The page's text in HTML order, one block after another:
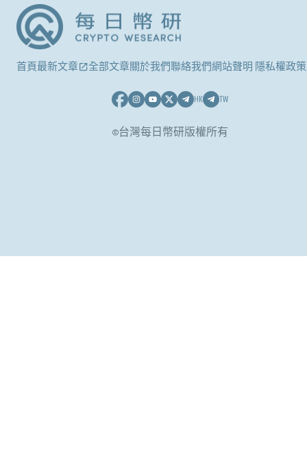
首頁最新文章 全部文章關於我們聯絡我們網站聲明 隱私權政策
HK TW
©台灣每日幣研版權所有